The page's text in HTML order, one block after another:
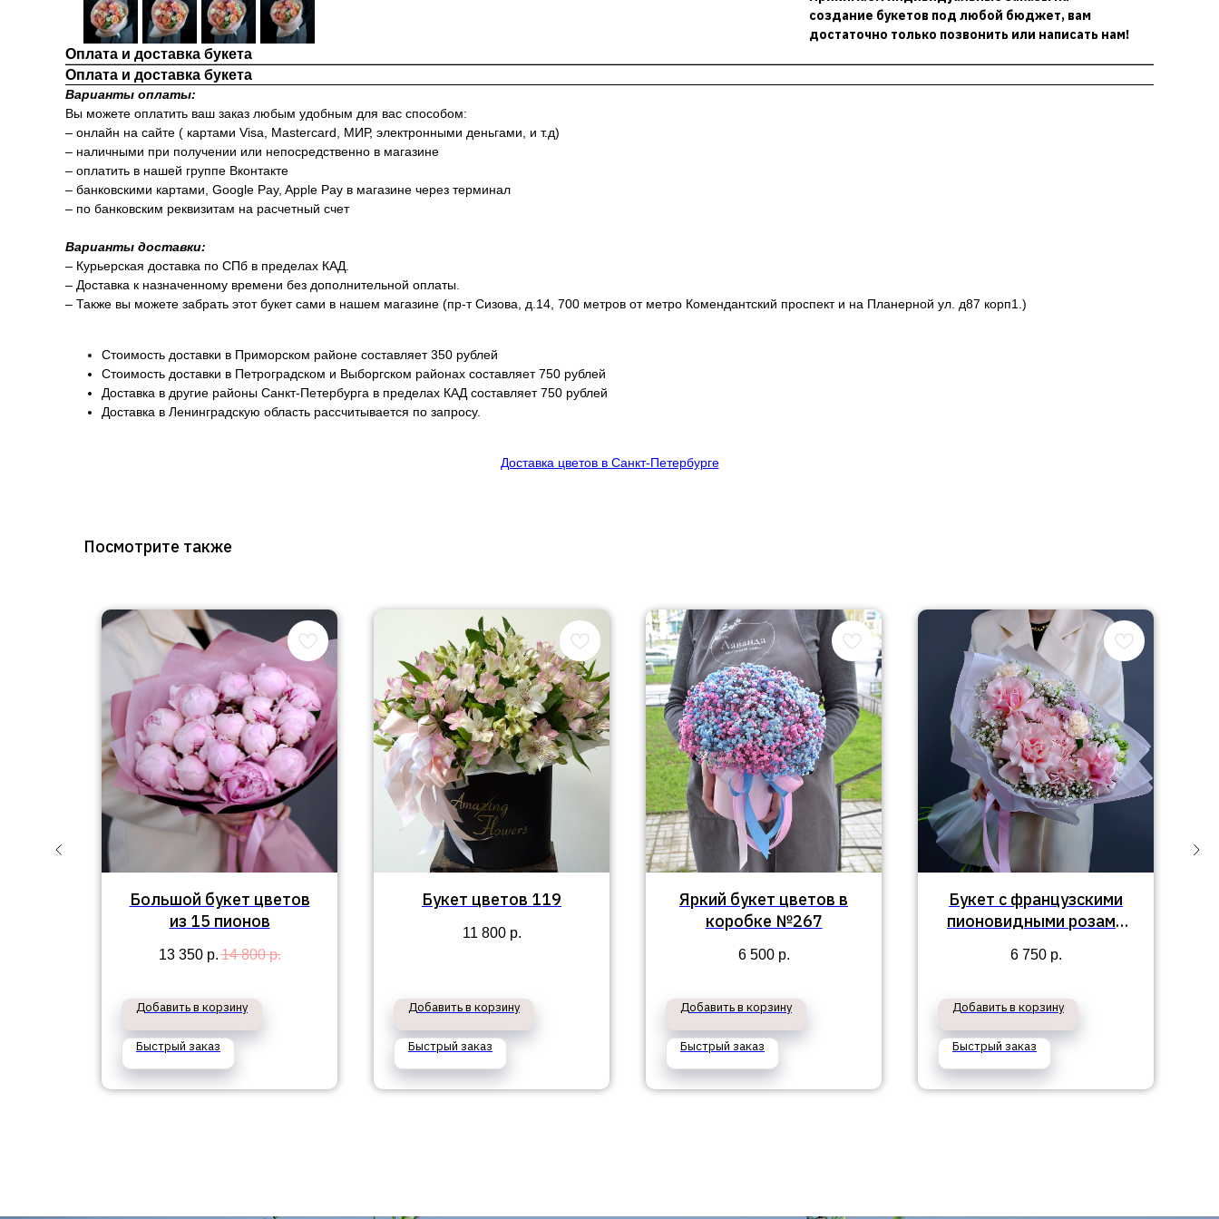
создание букетов под любой бюджет, вам
достаточно только позвонить или написать нам!
Оплата и доставка букета
Оплата и доставка букета
Варианты оплаты:
Вы можете оплатить ваш заказ любым удобным для вас способом:
– онлайн на сайте ( картами Visa, Mastercard, МИР, электронными деньгами, и т.д)
– наличными при получении или непосредственно в магазине
– оплатить в нашей группе Вконтакте
– банковскими картами, Google Pay, Apple Pay в магазине через терминал
– по банковским реквизитам на расчетный счет
Варианты доставки:
– Курьерская доставка по СПб в пределах КАД.
– Доставка к назначенному времени без дополнительной оплаты.
– Также вы можете забрать этот букет сами в нашем магазине (пр-т Сизова, д.14, 700 метров от метро Комендантский проспект и на Планерной ул. д87 корп1.)
Стоимость доставки в Приморском районе составляет 350 рублей
Стоимость доставки в Петроградском и Выборгском районах составляет 750 рублей
Доставка в другие районы Санкт-Петербурга в пределах КАД составляет 750 рублей
Доставка в Ленинградскую область рассчитывается по запросу.
Доставка цветов в Санкт-Петербурге
Посмотрите также
Большой букет цветов
из 15 пионов
13 350 р. 14 800 р.
Добавить в корзину
Быстрый заказ
Букет цветов 119
11 800 р.
Добавить в корзину
Быстрый заказ
Яркий букет цветов в
коробке №267
6 500 р.
Добавить в корзину
Быстрый заказ
Букет с французскими
пионовидными розами
6 750 р.
Добавить в корзину
Быстрый заказ